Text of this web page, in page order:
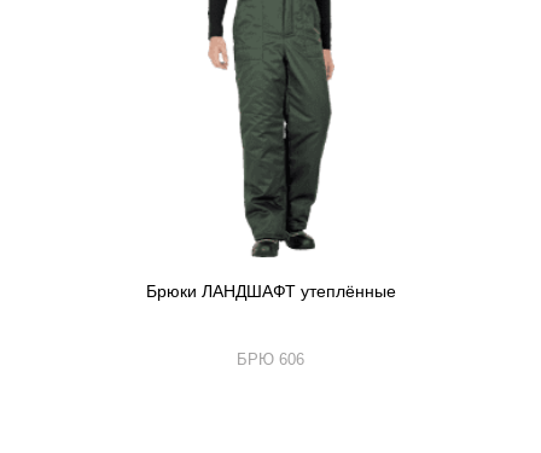
Брюки ЛАНДШАФТ утеплённые
БРЮ 606